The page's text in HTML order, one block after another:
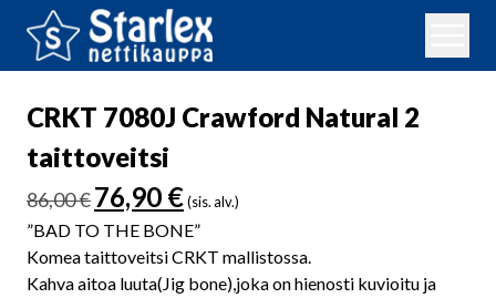
CRKT 7080J Crawford Natural 2
taittoveitsi
86,00€ Alkuperäinen
hinta
oli:
86,00 €.
76,90 €Nykyinen
hinta
on:
76,90 €.
(sis. alv.)
”BAD TO THE BONE”
Komea taittoveitsi CRKT mallistossa.
Kahva aitoa luuta(Jig bone),joka on hienosti kuvioitu ja